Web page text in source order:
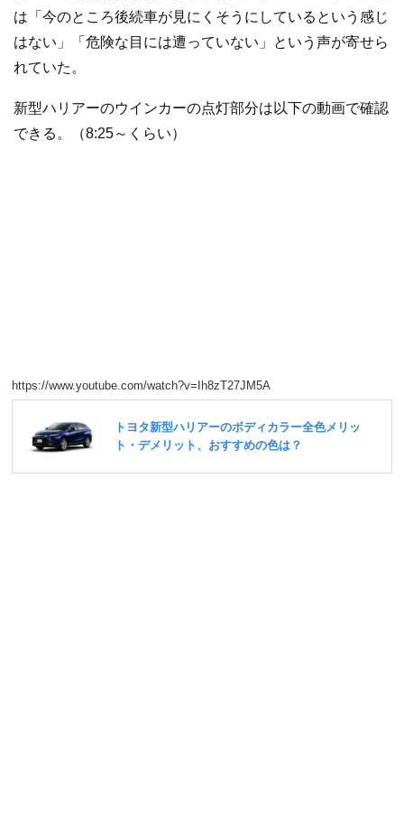
は「今のところ後続車が見にくそうにしているという感じ
はない」「危険な目には遭っていない」という声が寄せら
れていた。
新型ハリアーのウインカーの点灯部分は以下の動画で確認
できる。（8:25～くらい）
https://www.youtube.com/watch?v=Ih8zT27JM5A